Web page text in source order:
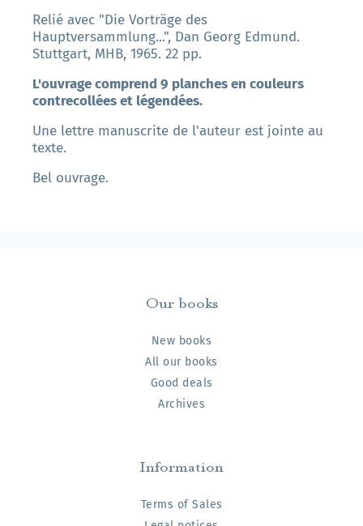
Relié avec "Die Vorträge des
Hauptversammlung...", Dan Georg Edmund.
Stuttgart, MHB, 1965. 22 pp.
L'ouvrage comprend 9 planches en couleurs
contrecollées et légendées.
Une lettre manuscrite de l'auteur est jointe au
texte.
Bel ouvrage.
Our books
New books
All our books
Good deals
Archives
Information
Terms of Sales